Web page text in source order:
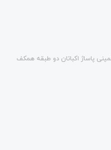
پاساژ اکباتان دو طبقه همکف